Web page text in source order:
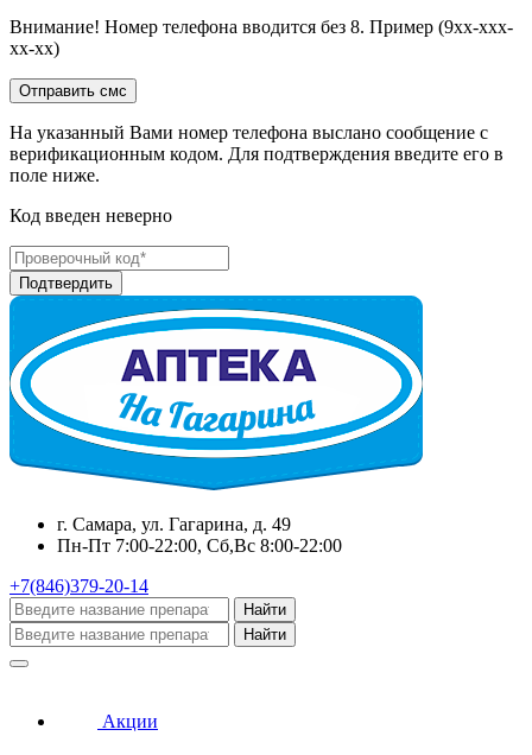
Внимание! Номер телефона вводится без 8. Пример (9хх-ххх-
хх-хх)
На указанный Вами номер телефона выслано сообщение с
верификационным кодом. Для подтверждения введите его в
поле ниже.
Код введен неверно
г. Самара, ул. Гагарина, д. 49
Пн-Пт 7:00-22:00, Сб,Вс 8:00-22:00
+7(846)379-20-14
Найти
Найти
Акции